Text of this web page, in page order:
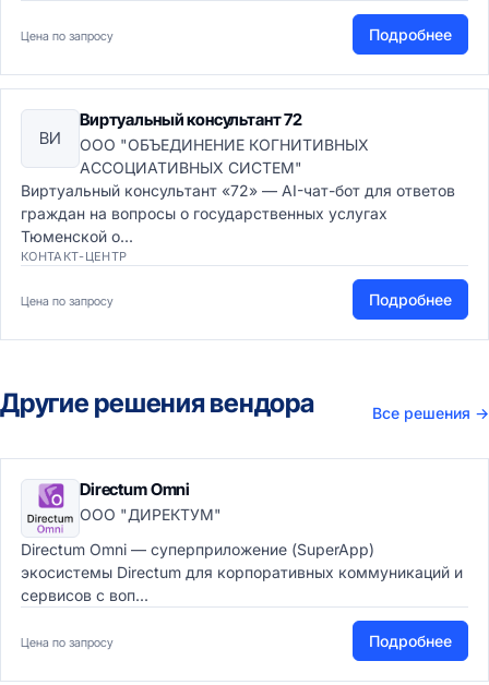
Цена по запросу Подробнее
ВИ
Виртуальный консультант 72
ООО "ОБЪЕДИНЕНИЕ КОГНИТИВНЫХ
АССОЦИАТИВНЫХ СИСТЕМ"
Виртуальный консультант «72» — AI-чат-бот для ответов
граждан на вопросы о государственных услугах
Тюменской о...
КОНТАКТ-ЦЕНТР
Цена по запросу Подробнее
Другие решения вендора Все решения →
Directum Omni
ООО "ДИРЕКТУМ"
Directum Omni — суперприложение (SuperApp)
экосистемы Directum для корпоративных коммуникаций и
сервисов с воп...
Цена по запросу Подробнее